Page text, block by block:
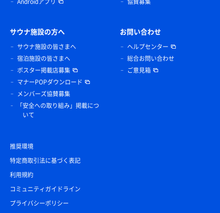
サウナ施設の方へ
サウナ施設の皆さまへ
宿泊施設の皆さまへ
ポスター掲載店募集
マナーPOPダウンロード
メンバーズ協賛募集
「安全への取り組み」掲載につ
いて
お問い合わせ
ヘルプセンター
総合お問い合わせ
ご意見箱
推奨環境
特定商取引法に基づく表記
利用規約
コミュニティガイドライン
プライバシーポリシー